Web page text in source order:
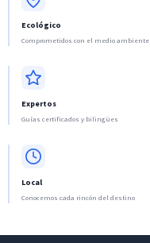
Ecológico
Comprometidos con el medio ambiente
Expertos
Guías certificados y bilingües
Local
Conocemos cada rincón del destino